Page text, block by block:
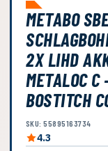
METABO
2X LIHD
METALOC C
BOSTITCH
SKU: 55895163734
4.3